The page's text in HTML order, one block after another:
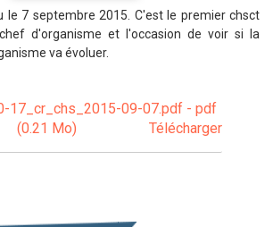
le 7 septembre 2015. C'est le premier chsct
d'organisme et l'occasion de voir si la
va évoluer.
17_cr_chs_2015-09-07.pdf - pdf
(0.21 Mo)
Télécharger